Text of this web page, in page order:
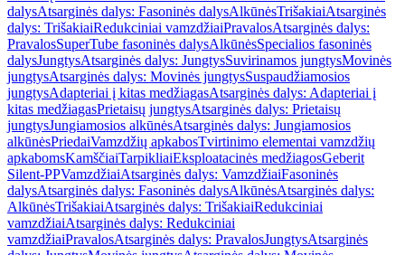
dalysAtsarginės dalys: Fasoninės dalysAlkūnėsTrišakiaiAtsarginės
dalys: TrišakiaiRedukciniai vamzdžiaiPravalosAtsarginės dalys:
PravalosSuperTube fasoninės dalysAlkūnėsSpecialios fasoninės
dalysJungtysAtsarginės dalys: JungtysSuvirinamos jungtysMovinės
jungtysAtsarginės dalys: Movinės jungtysSuspaudžiamosios
jungtysAdapteriai į kitas medžiagasAtsarginės dalys: Adapteriai į
kitas medžiagasPrietaisų jungtysAtsarginės dalys: Prietaisų
jungtysJungiamosios alkūnėsAtsarginės dalys: Jungiamosios
alkūnėsPriedaiVamzdžių apkabosTvirtinimo elementai vamzdžių
apkabomsKamščiaiTarpikliaiEksploatacinės medžiagosGeberit
Silent-PPVamzdžiaiAtsarginės dalys: VamzdžiaiFasoninės
dalysAtsarginės dalys: Fasoninės dalysAlkūnėsAtsarginės dalys:
AlkūnėsTrišakiaiAtsarginės dalys: TrišakiaiRedukciniai
vamzdžiaiAtsarginės dalys: Redukciniai
vamzdžiaiPravalosAtsarginės dalys: PravalosJungtysAtsarginės